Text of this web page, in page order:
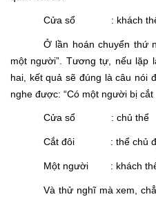
Cửa sổ : khách
Ở lần hoán chuyển thứ
một người”. Tương tự, nếu lặp
hai, kết quả sẽ đúng là câu nói
nghe được: “Có một người bị cắt
Cửa sổ : chủ
Cắt đôi : thể chủ
Một người : khách
Và thử nghĩ mà xem,